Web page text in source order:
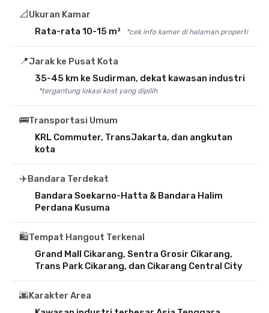
📐 Ukuran Kamar
Rata-rata 10-15 m²
*cek info kamar di halaman properti
📍Jarak ke Pusat Kota
35-45 km ke Sudirman, dekat kawasan industri
*tergantung lokasi kost yang dipilih
🚌Transportasi Umum
KRL Commuter, TransJakarta, dan angkutan
kota
✈️Bandara Terdekat
Bandara Soekarno-Hatta & Bandara Halim
Perdana Kusuma
🛍️Tempat Hangout Terkenal
Grand Mall Cikarang, Sentra Grosir Cikarang,
Trans Park Cikarang, dan Cikarang Central City
🌆Karakter Area